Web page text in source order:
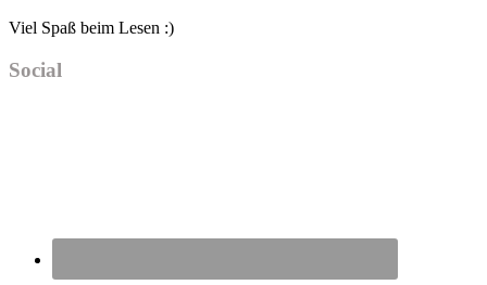
Viel Spaß beim Lesen :)
Social